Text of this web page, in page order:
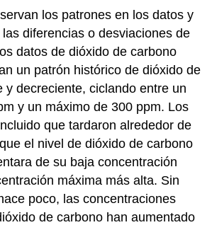
los patrones en los datos y
diferencias o desviaciones de
datos de dióxido de carbono
un patrón histórico de dióxido de
y decreciente, ciclando entre un
y un máximo de 300 ppm. Los
que tardaron alrededor de
el nivel de dióxido de carbono
de su baja concentración
máxima más alta. Sin
poco, las concentraciones
de carbono han aumentado